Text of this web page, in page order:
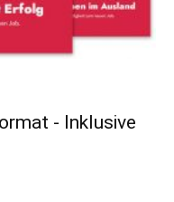
- Inklusive